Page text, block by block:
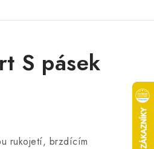
S pásek
rukojetí, brzdícím